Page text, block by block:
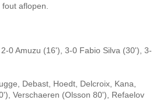
aflopen.
0 Amuzu (16'), 3-0 Fabio Silva (30'), 3-
Debast, Hoedt, Delcroix, Kana,
Verschaeren (Olsson 80'), Refaelov